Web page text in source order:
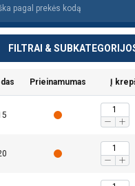
FILTRAI &
Prieinamumas Į
Pallet-Fork-PFAB-User-